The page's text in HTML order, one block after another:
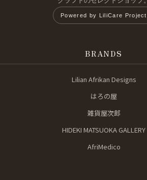
Powered by LiliCare Project
BRANDS
Lilian Afrikan Designs
はろの屋
雑貨屋次郎
HIDEKI MATSUOKA GALLERY
AfriMedico